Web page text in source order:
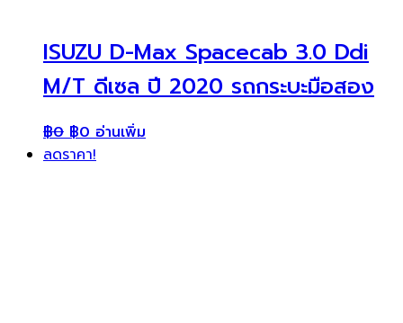
ISUZU D-Max Spacecab 3.0 Ddi
M/T ดีเซล ปี 2020 รถกระบะมือสอง
฿0 ฿0 อ่านเพิ่ม
ลดราคา!